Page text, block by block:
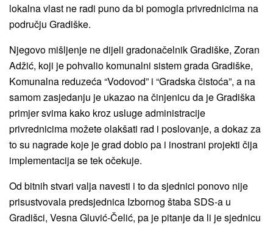
lokalna vlast ne radi puno da bi pomogla privrednicima na
području Gradiške.
Njegovo mišljenje ne dijeli gradonačelnik Gradiške, Zoran
Adžić, koji je pohvalio komunalni sistem grada Gradiške,
Komunalna reduzeća “Vodovod” i “Gradska čistoća”, a na
samom zasjedanju je ukazao na činjenicu da je Gradiška
primjer svima kako kroz usluge administracije
privrednicima možete olakšati rad i poslovanje, a dokaz za
to su nagrade koje je grad dobio pa i inostrani projekti čija
implementacija se tek očekuje.
Od bitnih stvari valja navesti i to da sjednici ponovo nije
prisustvovala predsjednica Izbornog štaba SDS-a u
Gradišci, Vesna Gluvić-Čelić, pa je pitanje da li je sjednicu